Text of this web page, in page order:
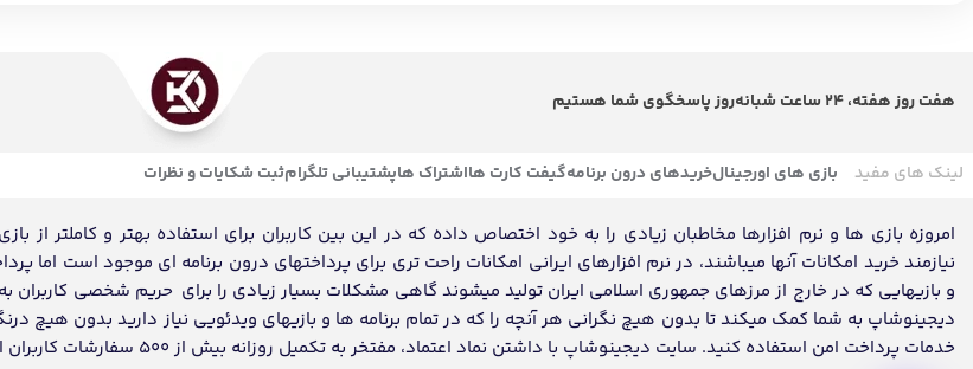
هفت روز هفته، 24 ساعت شبانه‌روز پاسخگوی شما هستیم
لینک های مفید بازی های اورجینالخریدهای درون برنامهگیفت کارت هااشتراک هاپشتیبانی تلگرامثبت شکایات و نظرات
امروزه بازی ها و نرم افزارها مخاطبان زیادی را به خود اختصاص داده که در این بین کاربران برای استفاده بهتر و کاملتر از
نیازمند خرید امکانات آنها میباشند، در نرم افزارهای ایرانی امکانات راحت تری برای پرداختهای درون برنامه ای موجود است اما
و بازیهایی که در خارج از مرزهای جمهوری اسلامی ایران تولید میشوند گاهی مشکلات بسیار زیادی را برای حریم شخصی کاربران
دیجینوشاپ به شما کمک میکند تا بدون هیچ نگرانی هر آنچه را که در تمام برنامه ها و بازیهای ویدئویی نیاز دارید بدون هیچ
خدمات پرداخت امن استفاده کنید. سایت دیجینوشاپ با داشتن نماد اعتماد، مفتخر به تکمیل روزانه بیش از 500 سفارشات کاربران ایرانی میباشد.